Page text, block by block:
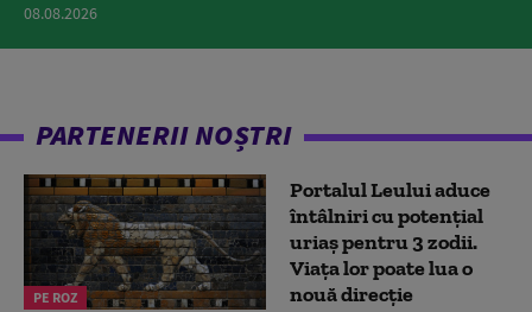
08.08.2026
PARTENERII NOȘTRI
PE ROZ
Portalul Leului aduce
întâlniri cu potențial
uriaș pentru 3 zodii.
Viața lor poate lua o
nouă direcție